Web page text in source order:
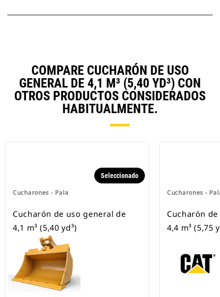
COMPARE CUCHARÓN DE USO
GENERAL DE 4,1 M³ (5,40 YD³) CON
OTROS PRODUCTOS CONSIDERADOS
HABITUALMENTE.
Cucharones - Pala
Seleccionado
Cucharón de uso general de
4,1 m³ (5,40 yd³)
Cucharones -
Cucharón
4,4 m³ (5,75